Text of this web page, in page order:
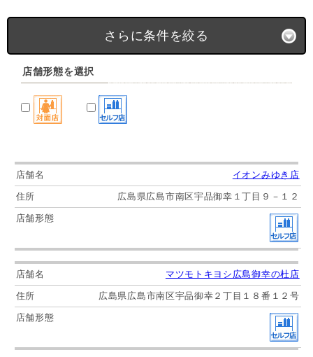
さらに条件を絞る
店舗形態を選択
イオンみゆき店
広島県広島市南区宇品御幸１丁目９－１２
マツモトキヨシ広島御幸の杜店
広島県広島市南区宇品御幸２丁目１８番１２号